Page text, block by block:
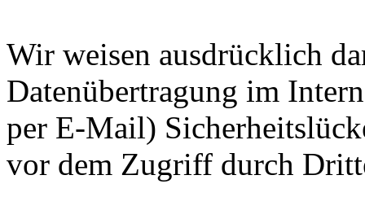
Wir weisen ausdrücklich
Datenübertragung im
per E-Mail)
vor dem Zugriff durch